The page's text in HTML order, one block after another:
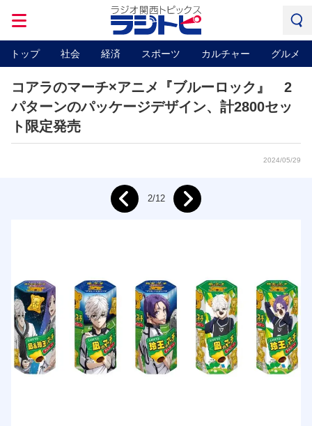
トップ 社会 経済 スポーツ カルチャー グルメ
コアラのマーチ×アニメ『ブルーロック』 2
パターンのパッケージデザイン、計2800セッ
ト限定発売
2024/05/29
2/12